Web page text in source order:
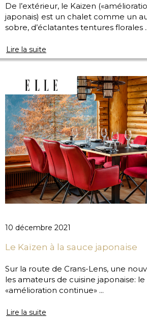
De l’extérieur, le Kaizen
japonais) est un chalet comme un
sobre, d’éclatantes tentures florales
Lire la suite
10 décembre 2021
Le Kaïzen à la sauce japonaise
Sur la route de Crans-Lens, une
les amateurs de cuisine japonaise:
«amélioration continue» ...
Lire la suite